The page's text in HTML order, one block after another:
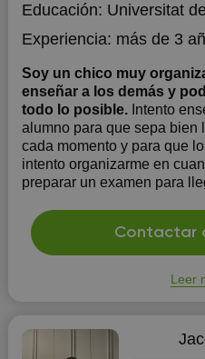
Educación: Universitat
Experiencia: más de 3
Soy un chico muy
enseñar a los demás y
todo lo posible. Intento
alumno para que sepa bien
cada momento y para que
intento organizarme en
preparar un examen para
Contactar
Leer